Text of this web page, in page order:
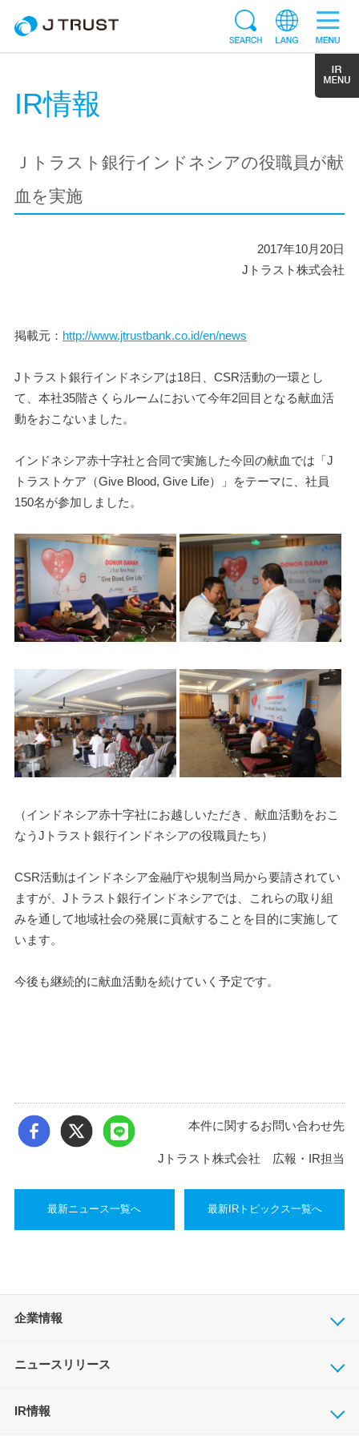
IR情報
Ｊトラスト銀行インドネシアの役職員が献
血を実施
2017年10月20日
Jトラスト株式会社
掲載元： http://www.jtrustbank.co.id/en/news
Jトラスト銀行インドネシアは18日、CSR活動の一環とし
て、本社35階さくらルームにおいて今年2回目となる献血活
動をおこないました。
インドネシア赤十字社と合同で実施した今回の献血では「J
トラストケア（Give Blood, Give Life）」をテーマに、社員
150名が参加しました。
（インドネシア赤十字社にお越しいただき、献血活動をおこ
なうJトラスト銀行インドネシアの役職員たち）
CSR活動はインドネシア金融庁や規制当局から要請されてい
ますが、Jトラスト銀行インドネシアでは、これらの取り組
みを通して地域社会の発展に貢献することを目的に実施して
います。
今後も継続的に献血活動を続けていく予定です。
本件に関するお問い合わせ先
Jトラスト株式会社 広報・IR担当
最新ニュース一覧へ 最新IRトピックス一覧へ
企業情報
ニュースリリース
IR情報